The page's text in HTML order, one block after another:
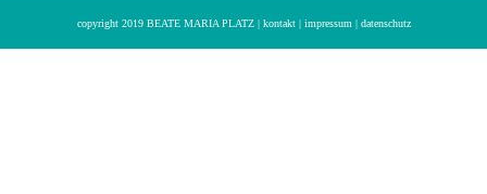
copyright 2019 BEATE MARIA PLATZ | kontakt| impressum |datenschutz